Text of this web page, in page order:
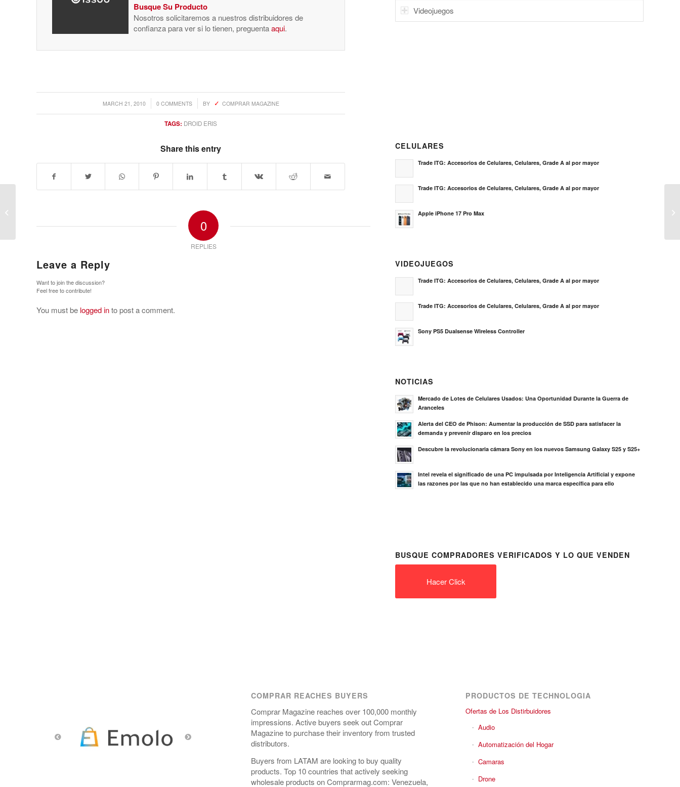
Busque Su Producto
Nosotros solicitaremos a nuestros distribuidores de
confianza para ver si lo tienen, preguentaaqui.
MARCH 21, 2010
/ 0 COMMENTS
/ BY COMPRAR MAGAZINE
TAGS: DROID ERIS
Share this entry
0
REPLIES
Leave a Reply
Want to join the discussion?
Feel free to contribute!
You must be logged into post a comment.
Videojuegos
CELULARES
Trade ITG: Accesorios de Celulares, Celulares, Grade A al por mayor
Trade ITG: Accesorios de Celulares, Celulares, Grade A al por mayor
Apple iPhone 17 Pro Max
VIDEOJUEGOS
Trade ITG: Accesorios de Celulares, Celulares, Grade A al por mayor
Trade ITG: Accesorios de Celulares, Celulares, Grade A al por mayor
Sony PS5 Dualsense Wireless Controller
NOTICIAS
Mercado de Lotes de Celulares Usados: Una Oportunidad Durante la Guerra de
Aranceles
Alerta del CEO de Phison: Aumentar la producción de SSD para satisfacer la
demanda y prevenir disparo en los precios
Descubre la revolucionaria cámara Sony en los nuevos Samsung Galaxy S25 y S25+
Intel revela el significado de una PC impulsada por Inteligencia Artificial y expone
las razones por las que no han establecido una marca específica para ello
BUSQUE COMPRADORES VERIFICADOS Y LO QUE VENDEN
Hacer Click
COMPRAR REACHES BUYERS
Comprar Magazine reaches over 100,000 monthly
impressions. Active buyers seek out Comprar
Magazine to purchase their inventory from trusted
distributors.
Buyers from LATAM are looking to buy quality
products. Top 10 countries that actively seeking
wholesale products on Comprarmag.com: Venezuela,
PRODUCTOS DE TECHNOLOGIA
Ofertas de Los Distirbuidores
Audio
Automatización del Hogar
Camaras
Drone